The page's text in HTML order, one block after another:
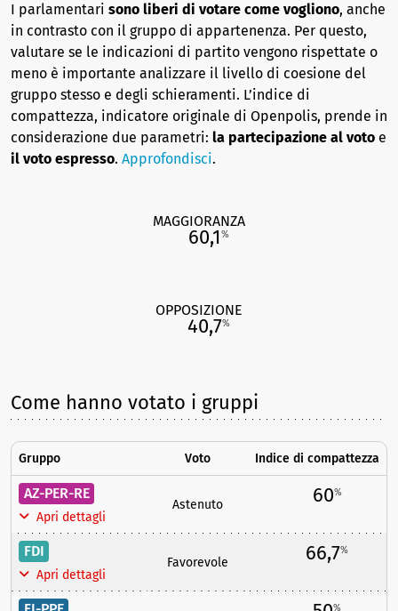
I parlamentari sono liberi di votare come vogliono, anche
in contrasto con il gruppo di appartenenza. Per questo,
valutare se le indicazioni di partito vengono rispettate o
meno è importante analizzare il livello di coesione del
gruppo stesso e degli schieramenti. L’indice di
compattezza, indicatore originale di Openpolis, prende in
considerazione due parametri: la partecipazione al voto e
il voto espresso. Approfondisci.
MAGGIORANZA
60,1%
OPPOSIZIONE
40,7%
Come hanno votato i gruppi
Gruppo Voto Indice di compattezza
AZ-PER-RE
Apri dettagli
Astenuto 60%
FDI
Apri dettagli
Favorevole 66,7%
%